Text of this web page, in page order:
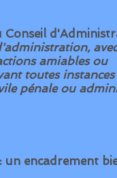
Conseil
amiables ou
toutes instances
pénale ou
un encadrement